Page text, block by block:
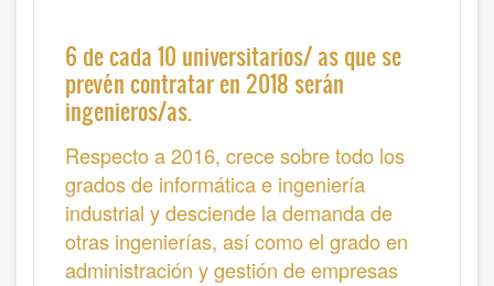
6 de cada 10 universitarios/ as que se
prevén contratar en 2018 serán
ingenieros/as.
Respecto a 2016, crece sobre todo los
grados de informática e ingeniería
industrial y desciende la demanda de
otras ingenierías, así como el grado en
administración y gestión de empresas